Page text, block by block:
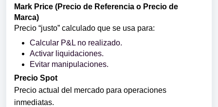
Mark Price (Precio de Referencia o Precio de
Marca)
Precio “justo” calculado que se usa para:
Calcular P&L no realizado.
Activar liquidaciones.
Evitar manipulaciones.
Precio Spot
Precio actual del mercado para operaciones
inmediatas.